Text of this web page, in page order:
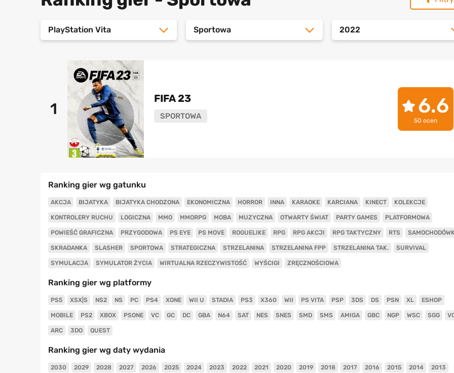
PlayStation Vita Sportowa 2022
1
FIFA 23
SPORTOWA 6.6
50 ocen
Ranking gier wg gatunku
AKCJA BIJATYKA BIJATYKA CHODZONA EKONOMICZNA HORROR INNA KARAOKE KARCIANA KINECT KOLEKCJE
KONTROLERY RUCHU LOGICZNA MMO MMORPG MOBA MUZYCZNA OTWARTY ŚWIAT PARTY GAMES PLATFORMOWA
POWIEŚĆ GRAFICZNA PRZYGODOWA PS EYE PS MOVE ROGUELIKE RPG RPG AKCJI RPG TAKTYCZNY RTS
SKRADANKA SLASHER SPORTOWA STRATEGICZNA STRZELANINA STRZELANINA FPP STRZELANINA TAK. SURVIVAL
SYMULACJA SYMULATOR ŻYCIA WIRTUALNA RZECZYWISTOŚĆ WYŚCIGI ZRĘCZNOŚCIOWA
Ranking gier wg platformy
PS5 XSX|S NS2 NS PC PS4 XONE WII U STADIA PS3 X360 WII PS VITA PSP 3DS DS PSN XL ESHOP
MOBILE PS2 XBOX PSONE VC GC DC GBA N64 SAT NES SNES SMD SMS AMIGA GBC NGP WSC SGG
ARC 3DO QUEST
Ranking gier wg daty wydania
2030 2029 2028 2027 2026 2025 2024 2023 2022 2021 2020 2019 2018 2017 2016 2015 2014 2013